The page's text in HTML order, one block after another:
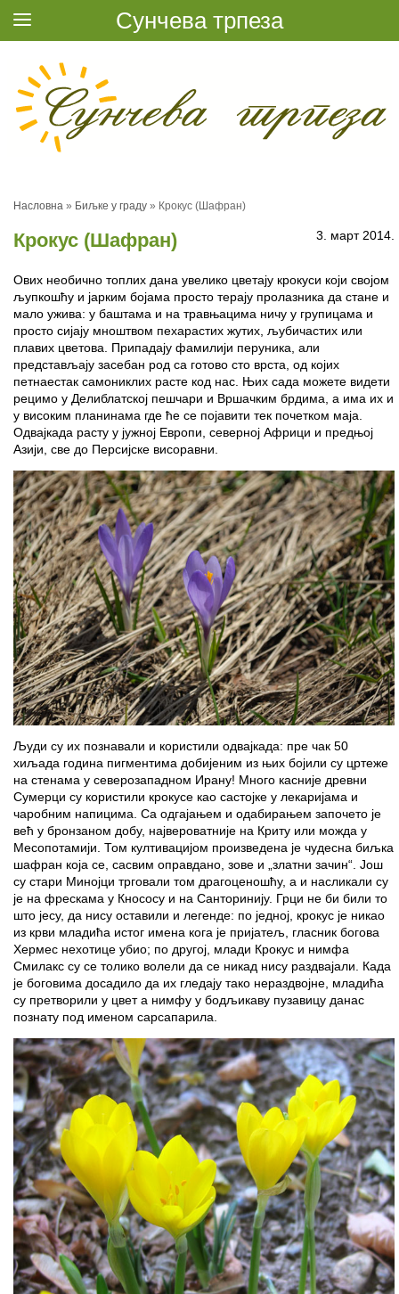
Насловна » Биљке у граду » Крокус (Шафран)
Крокус (Шафран) 3. март 2014.
Ових необично топлих дана увелико цветају крокуси који својом
љупкошћу и јарким бојама просто терају пролазника да стане и
мало ужива: у баштама и на травњацима ничу у групицама и
просто сијају мноштвом пехарастих жутих, љубичастих или
плавих цветова. Припадају фамилији перуника, али
представљају засебан род са готово сто врста, од којих
петнаестак самониклих расте код нас. Њих сада можете видети
рецимо у Делиблатској пешчари и Вршачким брдима, а има их и
у високим планинама где ће се појавити тек почетком маја.
Одвајкада расту у јужној Европи, северној Африци и предњој
Азији, све до Персијске висоравни.
Људи су их познавали и користили одвајкада: пре чак 50
хиљада година пигментима добијеним из њих бојили су цртеже
на стенама у северозападном Ирану! Много касније древни
Сумерци су користили крокусе као састојке у лекаријама и
чаробним напицима. Са одгајањем и одабирањем започето је
већ у бронзаном добу, највероватније на Криту или можда у
Месопотамији. Том култивацијом произведена је чудесна биљка
шафран која се, сасвим оправдано, зове и „златни зачин“. Још
су стари Минојци трговали том драгоценошћу, а и насликали су
је на фрескама у Кнососу и на Санторинију. Грци не би били то
што јесу, да нису оставили и легенде: по једној, крокус је никао
из крви младића истог имена кога је пријатељ, гласник богова
Хермес нехотице убио; по другој, млади Крокус и нимфа
Смилакс су се толико волели да се никад нису раздвајали. Када
је боговима досадило да их гледају тако нераздвојне, младића
су претворили у цвет а нимфу у бодљикаву пузавицу данас
познату под именом сарсапарила.
Сунчева трпеза